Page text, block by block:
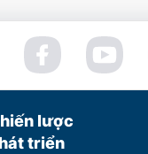
lược
triển